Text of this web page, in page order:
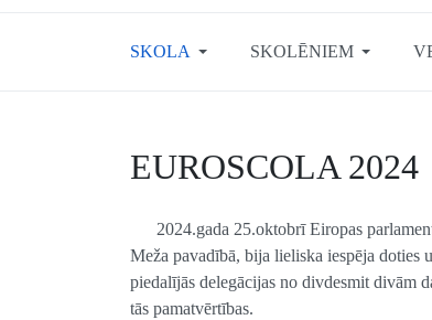
SKOLA SKOLĒNIEM
EUROSCOLA 2024
2024.gada 25.oktobrī Eiropas
Meža pavadībā, bija lieliska iespēja doties
piedalījās delegācijas no divdesmit divām
tās pamatvērtības.